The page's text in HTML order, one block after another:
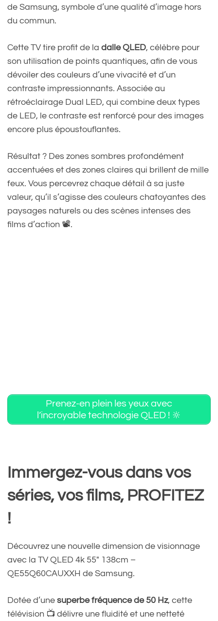
de Samsung, symbole d’une qualité d’image hors
du commun.
Cette TV tire profit de la dalle QLED, célèbre pour
son utilisation de points quantiques, afin de vous
dévoiler des couleurs d’une vivacité et d’un
contraste impressionnants. Associée au
rétroéclairage Dual LED, qui combine deux types
de LED, le contraste est renforcé pour des images
encore plus époustouflantes.
Résultat ? Des zones sombres profondément
accentuées et des zones claires qui brillent de mille
feux. Vous percevrez chaque détail à sa juste
valeur, qu’il s’agisse des couleurs chatoyantes des
paysages naturels ou des scènes intenses des
films d’action 📽️.
Prenez-en plein les yeux avec
l’incroyable technologie QLED ! 🔆
Immergez-vous dans vos
séries, vos films, PROFITEZ
!
Découvrez une nouvelle dimension de visionnage
avec la TV QLED 4k 55″ 138cm –
QE55Q60CAUXXH de Samsung.
Dotée d’une superbe fréquence de 50 Hz, cette
télévision 📺 délivre une fluidité et une netteté